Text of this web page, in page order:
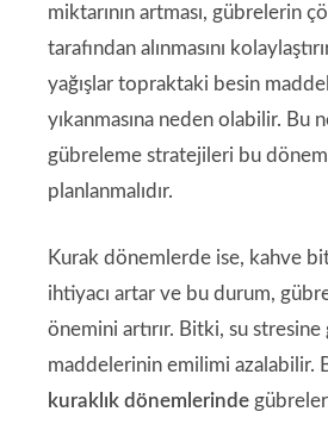
miktarının artması, gübrelerin
tarafından alınmasını
yağışlar topraktaki besin
yıkanmasına neden olabilir. Bu
gübreleme stratejileri bu
planlanmalıdır.
Kurak dönemlerde ise, kahve
ihtiyacı artar ve bu durum, gübre
önemini artırır. Bitki, su
maddelerinin emilimi azalabilir.
kuraklık dönemlerinde